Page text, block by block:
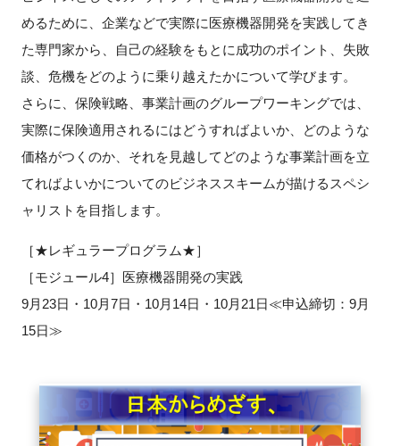
閉じる
めるために、企業などで実際に医療機器開発を実践してき
た専門家から、自己の経験をもとに成功のポイント、失敗
談、危機をどのように乗り越えたかについて学びます。
さらに、保険戦略、事業計画のグループワーキングでは、
実際に保険適用されるにはどうすればよいか、どのような
価格がつくのか、それを見越してどのような事業計画を立
てればよいかについてのビジネススキームが描けるスペシ
ャリストを目指します。
［★レギュラープログラム★］
［モジュール4］医療機器開発の実践
9月23日・10月7日・10月14日・10月21日≪申込締切：9月
15日≫